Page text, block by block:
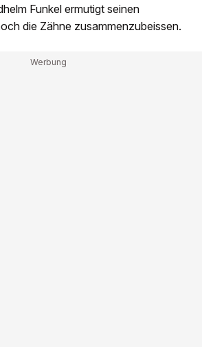
Funkel ermutigt seinen
die Zähne zusammenzubeissen.